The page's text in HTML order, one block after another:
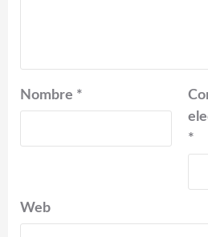
Nombre *
*
Web